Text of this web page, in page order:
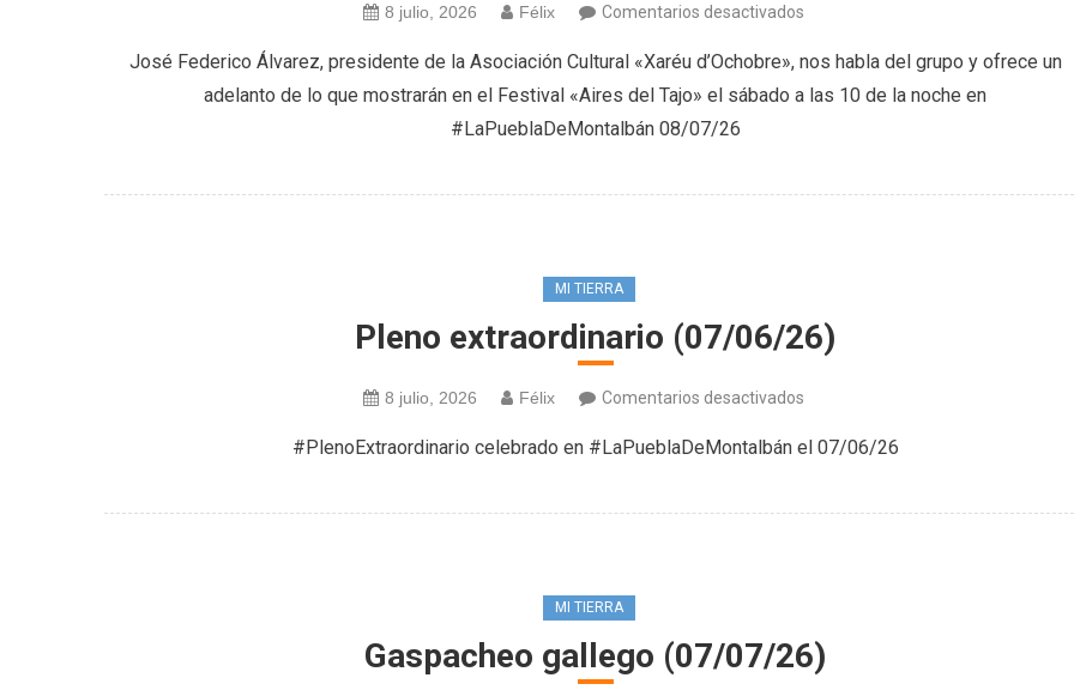
8 julio, 2026 Félix Comentarios desactivadosen
Cultural
«XARÉU
José Federico Álvarez, presidente de la Asociación Cultural «Xaréu d’Ochobre», nos habla del grupo y ofrece un
adelanto de lo que mostrarán en el Festival «Aires del Tajo» el sábado a las 10 de la noche en
#LaPueblaDeMontalbán 08/07/26
MI TIERRA
Pleno extraordinario (07/06/26)
8 julio, 2026 Félix Comentarios desactivadosen
extraordinario
#PlenoExtraordinario celebrado en #LaPueblaDeMontalbán el 07/06/26
MI TIERRA
Gaspacheo gallego (07/07/26)